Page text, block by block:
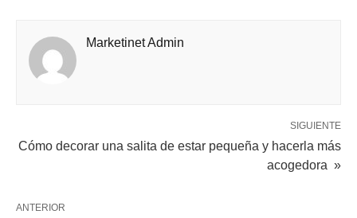
Marketinet Admin
SIGUIENTE
Cómo decorar una salita de estar pequeña y hacerla más
acogedora »
ANTERIOR